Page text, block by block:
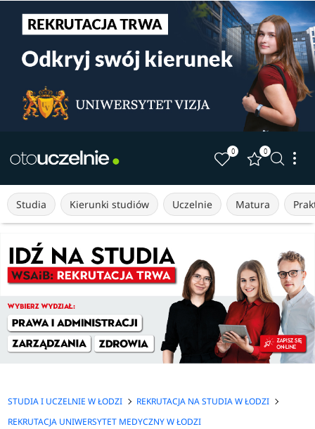
0 0
Studia Kierunki studiów Uczelnie Matura
STUDIA I UCZELNIE W ŁODZI
REKRUTACJA NA STUDIA W ŁODZI
REKRUTACJA UNIWERSYTET MEDYCZNY W ŁODZI